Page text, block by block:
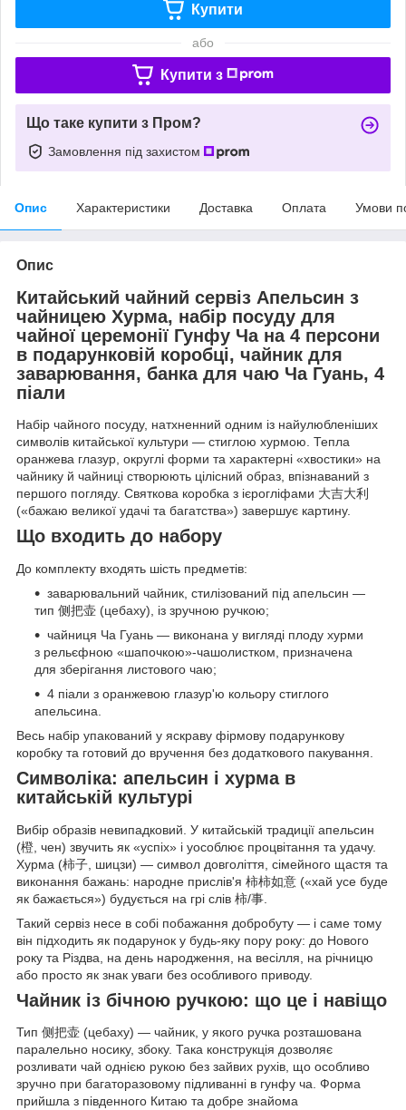
Купити
або
Купити з
Що таке купити з Пром?
Замовлення під захистом
Опис Характеристики Доставка Оплата Умови
Опис
Китайський чайний сервіз Апельсин з
чайницею Хурма, набір посуду для
чайної церемонії Гунфу Ча на 4 персони
в подарунковій коробці, чайник для
заварювання, банка для чаю Ча Гуань, 4
піали
Набір чайного посуду, натхненний одним із найулюбленіших
символів китайської культури — стиглою хурмою. Тепла
оранжева глазур, округлі форми та характерні «хвостики» на
чайнику й чайниці створюють цілісний образ, впізнаваний з
першого погляду. Святкова коробка з ієрогліфами 大吉大利
(«бажаю великої удачі та багатства») завершує картину.
Що входить до набору
До комплекту входять шість предметів:
заварювальний чайник, стилізований під апельсин —
тип 侧把壶 (цебаху), із зручною ручкою;
чайниця Ча Гуань — виконана у вигляді плоду хурми
з рельєфною «шапочкою»-чашолистком, призначена
для зберігання листового чаю;
4 піали з оранжевою глазур'ю кольору стиглого
апельсина.
Весь набір упакований у яскраву фірмову подарункову
коробку та готовий до вручення без додаткового пакування.
Символіка: апельсин і хурма в
китайській культурі
Вибір образів невипадковий. У китайській традиції апельсин
(橙, чен) звучить як «успіх» і уособлює процвітання та удачу.
Хурма (柿子, шицзи) — символ довголіття, сімейного щастя та
виконання бажань: народне прислів'я 柿柿如意 («хай усе буде
як бажається») будується на грі слів 柿/事.
Такий сервіз несе в собі побажання добробуту — і саме тому
він підходить як подарунок у будь-яку пору року: до Нового
року та Різдва, на день народження, на весілля, на річницю
або просто як знак уваги без особливого приводу.
Чайник із бічною ручкою: що це і навіщо
Тип 侧把壶 (цебаху) — чайник, у якого ручка розташована
паралельно носику, збоку. Така конструкція дозволяє
розливати чай однією рукою без зайвих рухів, що особливо
зручно при багаторазовому підливанні в гунфу ча. Форма
прийшла з південного Китаю та добре знайома